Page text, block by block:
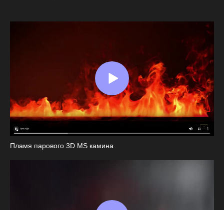
Пламя парового 3D MS камина